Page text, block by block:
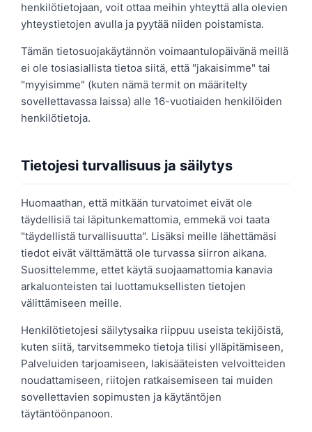
henkilötietojaan, voit ottaa meihin yhteyttä alla olevien
yhteystietojen avulla ja pyytää niiden poistamista.
Tämän tietosuojakäytännön voimaantulopäivänä meillä
ei ole tosiasiallista tietoa siitä, että "jakaisimme" tai
"myyisimme" (kuten nämä termit on määritelty
sovellettavassa laissa) alle 16-vuotiaiden henkilöiden
henkilötietoja.
Tietojesi turvallisuus ja säilytys
Huomaathan, että mitkään turvatoimet eivät ole
täydellisiä tai läpitunkemattomia, emmekä voi taata
"täydellistä turvallisuutta". Lisäksi meille lähettämäsi
tiedot eivät välttämättä ole turvassa siirron aikana.
Suosittelemme, ettet käytä suojaamattomia kanavia
arkaluonteisten tai luottamuksellisten tietojen
välittämiseen meille.
Henkilötietojesi säilytysaika riippuu useista tekijöistä,
kuten siitä, tarvitsemmeko tietoja tilisi ylläpitämiseen,
Palveluiden tarjoamiseen, lakisääteisten velvoitteiden
noudattamiseen, riitojen ratkaisemiseen tai muiden
sovellettavien sopimusten ja käytäntöjen
täytäntöönpanoon.